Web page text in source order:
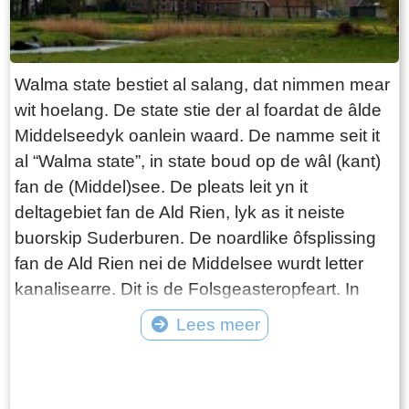
Brink krige as earste in telefoan. As men belje
woe, koe men dêr telâne, of de bakker kaam by
dy lâns as der in berjocht foar dy wie. Jo wisten
net better, sa groeiden wy op en it koe bêst. It
hûs bestie, útsein de bakkerij, út in wenkeamer,
in koken-keamer, in sliepkeamer en in winkel.
De bern sliepten boppe op ’e souder. De oven
fan de bakkerij waard earstoan ferwaarme troch
it ferbaarnen fan hout en turf. Letter waard de
oven ferwaarme troch middel fan in oaljebrâner.
De oalje waard opslein yn oaljefetten achter de
bakkerij. Yn de oarlochsjierren waarden de ruten
fan de bakkerij fertsjustere en learden
Walma state bestiet al salang, dat nimmen mear
wit hoelang. De state stie der al foardat de âlde
Middelseedyk oanlein waard. De namme seit it
al “Walma state”, in state boud op de wâl (kant)
fan de (Middel)see. De pleats leit yn it
deltagebiet fan de Ald Rien, lyk as it neiste
buorskip Suderburen. De noardlike ôfsplissing
fan de Ald Rien nei de Middelsee wurdt letter
kanalisearre. Dit is de Folsgeasteropfeart. In
wetterke dat hjirop út komt, is de âlde opfeart nei
de pleats. By it oanlizzen fan de âlde
Lees meer